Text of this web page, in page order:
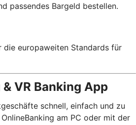
passendes Bargeld bestellen.
die europaweiten Standards für
VR Banking App
schnell, einfach und zu
am PC oder mit der